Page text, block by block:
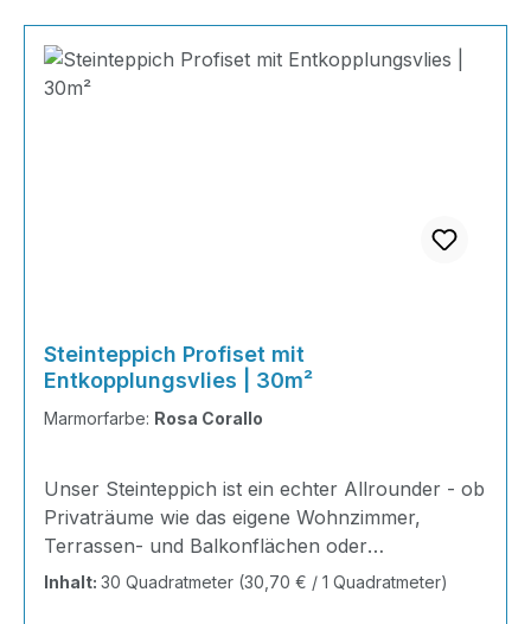
Steinteppich Profiset mit
Entkopplungsvlies | 30m²
Marmorfarbe: Rosa Corallo
Unser Steinteppich ist ein echter Allrounder - ob
Privaträume wie das eigene Wohnzimmer,
Terrassen- und Balkonflächen oder
Gewerbeobjekte und Austellungsräume; unsere
Inhalt: 30 Quadratmeter (30,70 € / 1 Quadratmeter)